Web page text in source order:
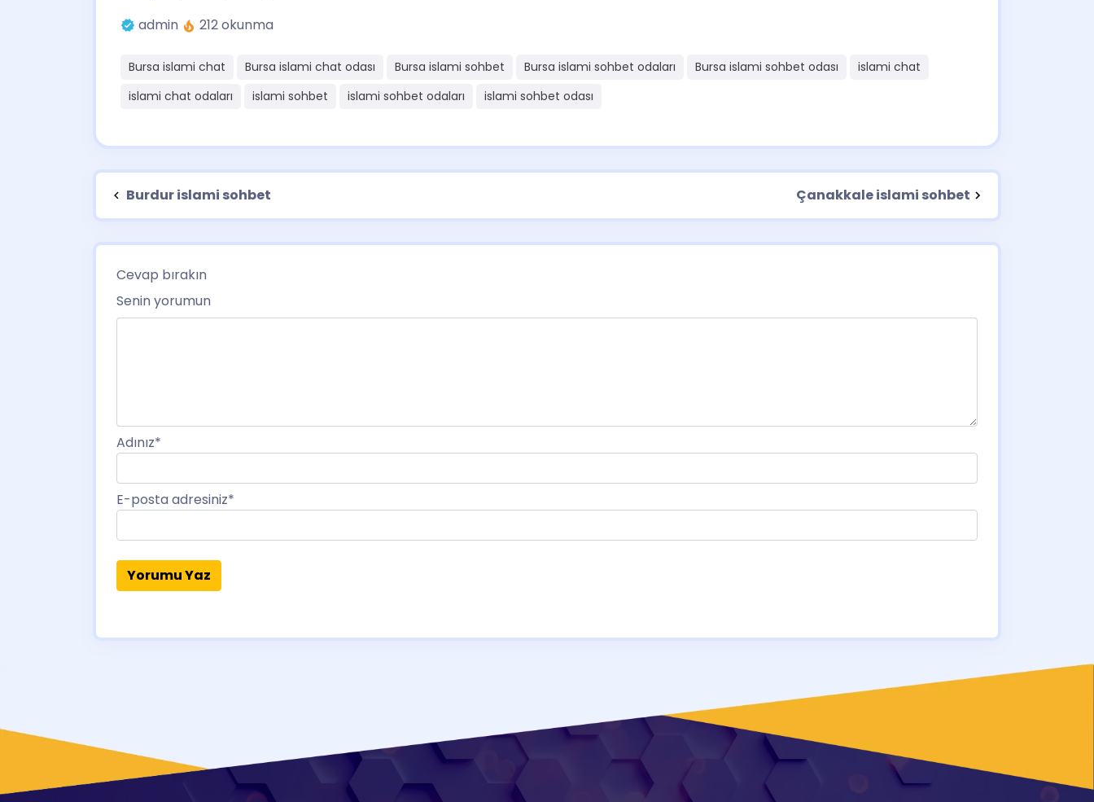
admin
212 okunma
Bursa islami chat Bursa islami chat odası Bursa islami sohbet Bursa islami sohbet odaları Bursa islami sohbet odası
islami chat
islami chat odaları
islami sohbet islami sohbet odaları islami sohbet odası
Burdur islami sohbet Çanakkale islami sohbet
Cevap bırakın
Senin yorumun
Adınız*
E-posta adresiniz*